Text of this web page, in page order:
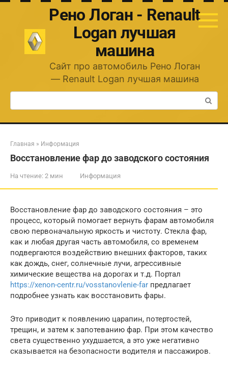
Перейти
Рено Логан - Renault
Logan лучшая
машина
Сайт про автомобиль Рено Логан
— Renault Logan лучшая машина
Поиск:
Главная » Информация
Восстановление фар до заводского состояния
На чтение: 2 мин Информация
Восстановление фар до заводского состояния – это
процесс, который помогает вернуть фарам автомобиля
свою первоначальную яркость и чистоту. Стекла фар,
как и любая другая часть автомобиля, со временем
подвергаются воздействию внешних факторов, таких
как дождь, снег, солнечные лучи, агрессивные
химические вещества на дорогах и т.д. Портал
https://xenon-centr.ru/vosstanovlenie-far предлагает
подробнее узнать как восстановить фары.
Это приводит к появлению царапин, потертостей,
трещин, и затем к запотеванию фар. При этом качество
света существенно ухудшается, а это уже негативно
сказывается на безопасности водителя и пассажиров.